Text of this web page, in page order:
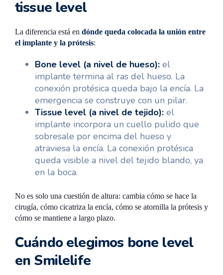
tissue level
La diferencia está en dónde queda colocada la unión entre
el implante y la prótesis:
Bone level (a nivel de hueso): el
implante termina al ras del hueso. La
conexión protésica queda bajo la encía. La
emergencia se construye con un pilar.
Tissue level (a nivel de tejido): el
implante incorpora un cuello pulido que
sobresale por encima del hueso y
atraviesa la encía. La conexión protésica
queda visible a nivel del tejido blando, ya
en la boca.
No es solo una cuestión de altura: cambia cómo se hace la
cirugía, cómo cicatriza la encía, cómo se atornilla la prótesis y
cómo se mantiene a largo plazo.
Cuándo elegimos bone level
en Smilelife